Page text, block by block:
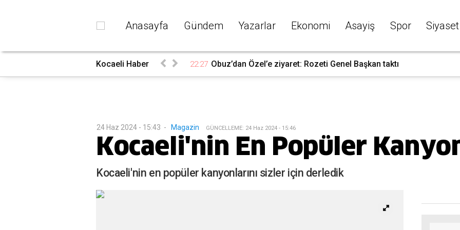
Anasayfa Gündem Yazarlar Ekonomi Asayiş Spor Siyaset
Kocaeli Haber 22:27 Obuz’dan Özel’e ziyaret: Rozeti Genel Başkan taktı
24 Haz 2024 - 15:43 - Magazin GÜNCELLEME: 24 Haz 2024 - 15:46
Kocaeli'nin En Popüler
Kocaeli'nin en popüler kanyonlarını sizler için derledik